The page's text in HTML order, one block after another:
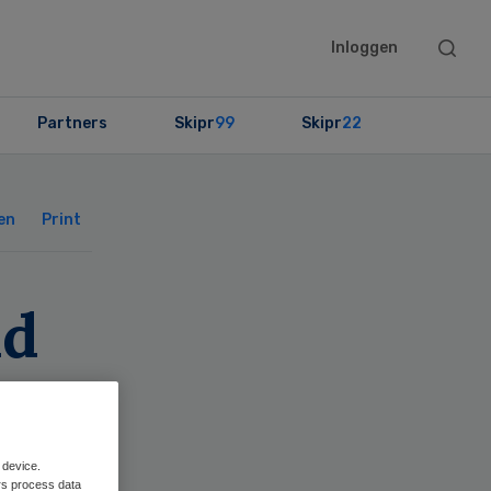
Inloggen
Search
Partners Skipr99 Skipr22
Print
process data